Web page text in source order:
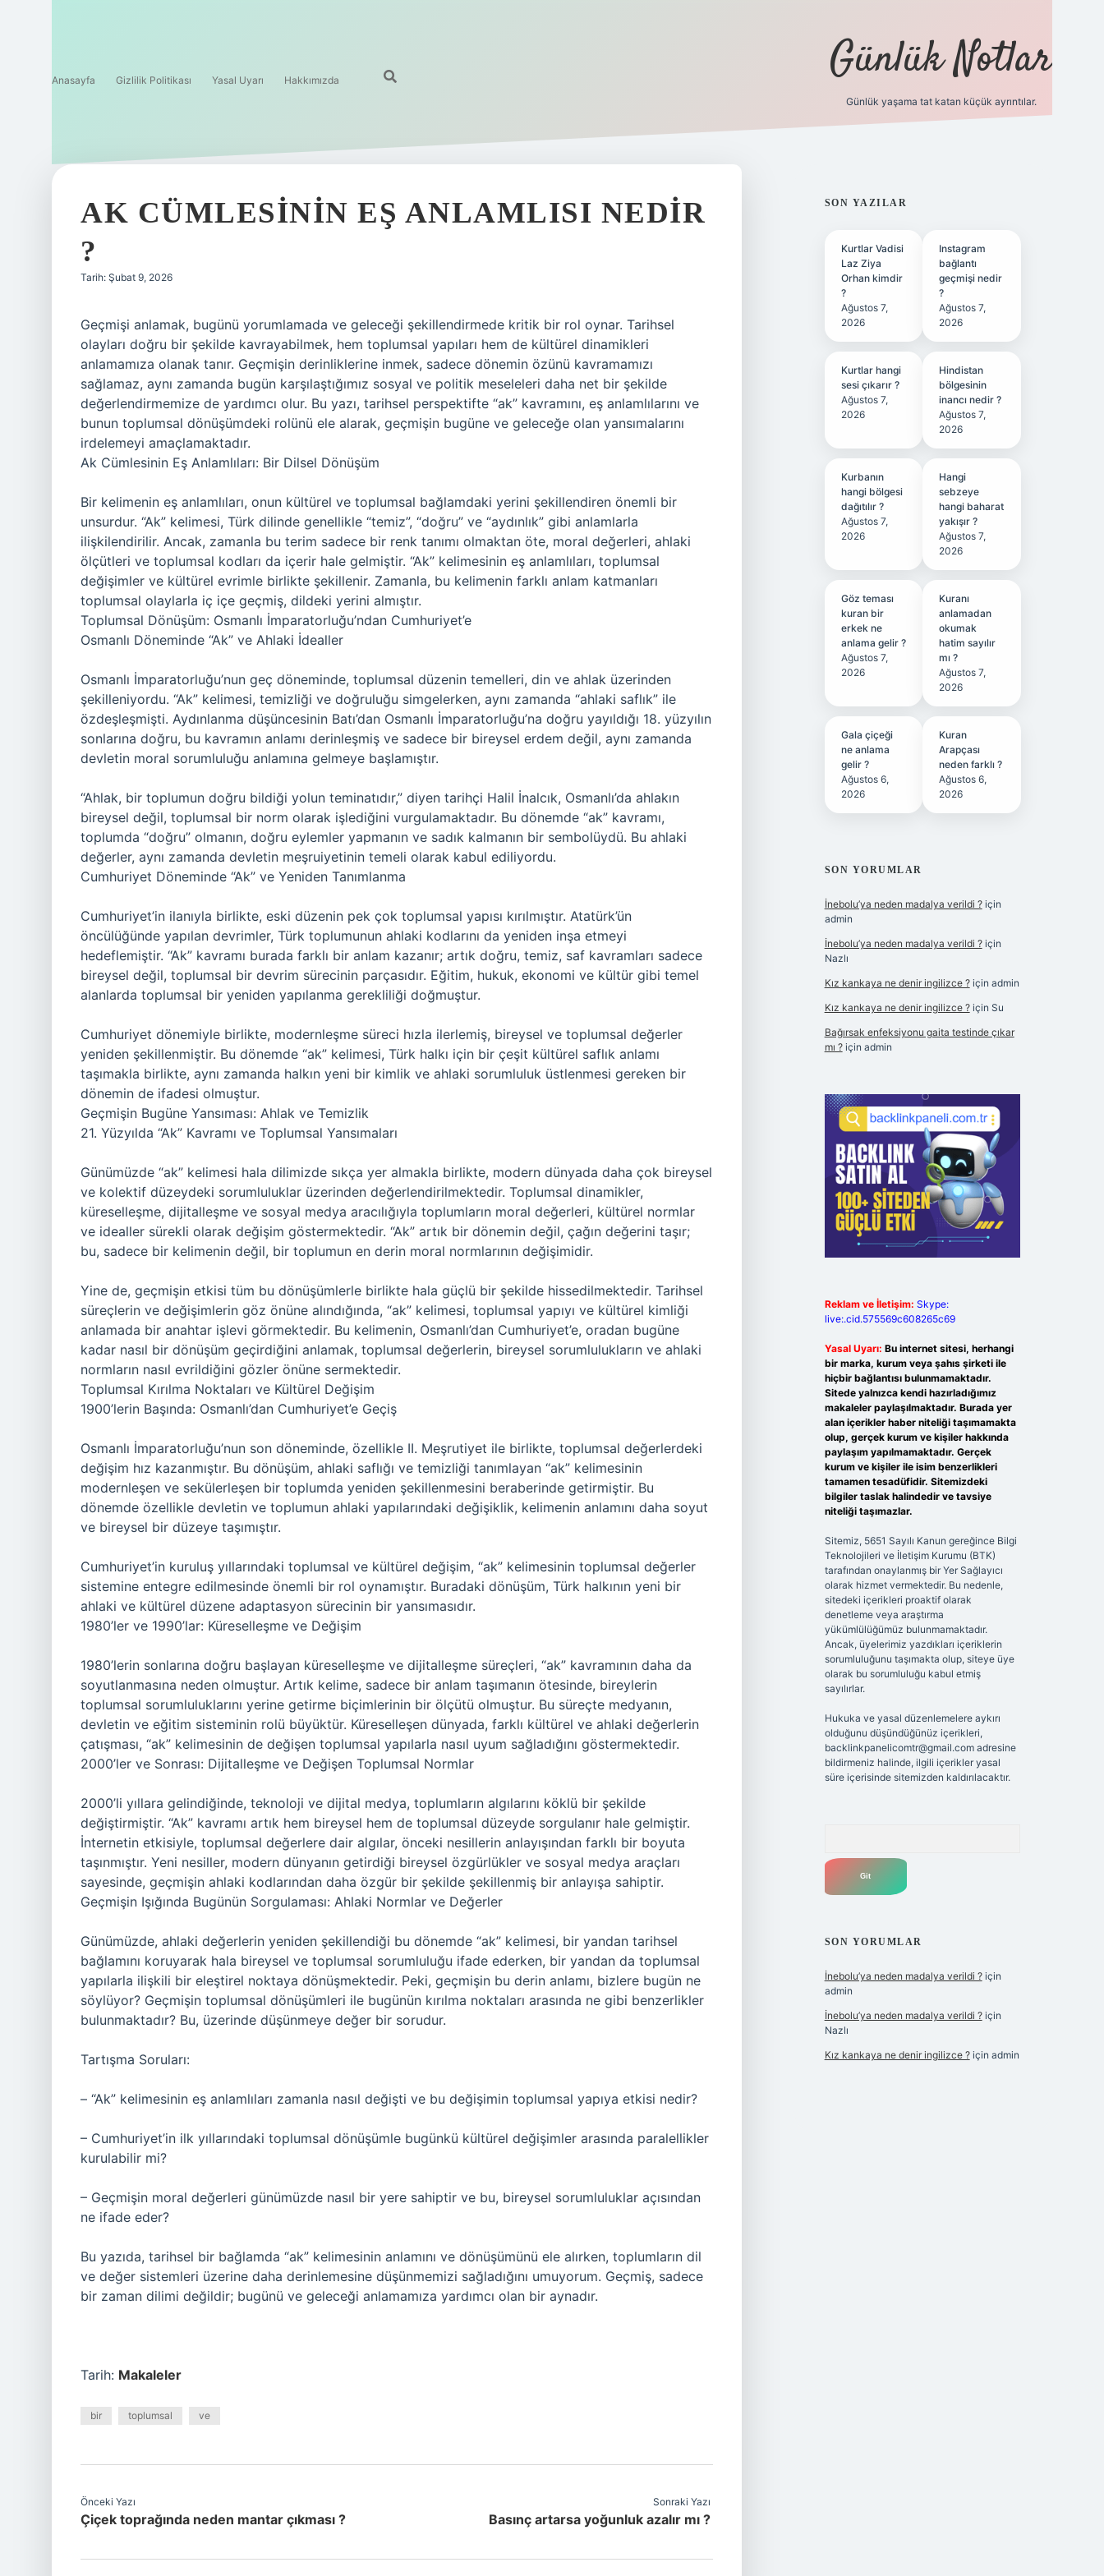
Anasayfa Gizlilik Politikası Yasal Uyarı Hakkımızda Günlük Notlar
Günlük yaşama tat katan küçük ayrıntılar.
AK CÜMLESININ EŞ ANLAMLISI NEDIR
?
Tarih: Şubat 9, 2026
Geçmişi anlamak, bugünü yorumlamada ve geleceği şekillendirmede kritik bir rol oynar. Tarihsel
olayları doğru bir şekilde kavrayabilmek, hem toplumsal yapıları hem de kültürel dinamikleri
anlamamıza olanak tanır. Geçmişin derinliklerine inmek, sadece dönemin özünü kavramamızı
sağlamaz, aynı zamanda bugün karşılaştığımız sosyal ve politik meseleleri daha net bir şekilde
değerlendirmemize de yardımcı olur. Bu yazı, tarihsel perspektifte “ak” kavramını, eş anlamlılarını ve
bunun toplumsal dönüşümdeki rolünü ele alarak, geçmişin bugüne ve geleceğe olan yansımalarını
irdelemeyi amaçlamaktadır.
Ak Cümlesinin Eş Anlamlıları: Bir Dilsel Dönüşüm
Bir kelimenin eş anlamlıları, onun kültürel ve toplumsal bağlamdaki yerini şekillendiren önemli bir
unsurdur. “Ak” kelimesi, Türk dilinde genellikle “temiz”, “doğru” ve “aydınlık” gibi anlamlarla
ilişkilendirilir. Ancak, zamanla bu terim sadece bir renk tanımı olmaktan öte, moral değerleri, ahlaki
ölçütleri ve toplumsal kodları da içerir hale gelmiştir. “Ak” kelimesinin eş anlamlıları, toplumsal
değişimler ve kültürel evrimle birlikte şekillenir. Zamanla, bu kelimenin farklı anlam katmanları
toplumsal olaylarla iç içe geçmiş, dildeki yerini almıştır.
Toplumsal Dönüşüm: Osmanlı İmparatorluğu’ndan Cumhuriyet’e
Osmanlı Döneminde “Ak” ve Ahlaki İdealler
Osmanlı İmparatorluğu’nun geç döneminde, toplumsal düzenin temelleri, din ve ahlak üzerinden
şekilleniyordu. “Ak” kelimesi, temizliği ve doğruluğu simgelerken, aynı zamanda “ahlaki saflık” ile
özdeşleşmişti. Aydınlanma düşüncesinin Batı’dan Osmanlı İmparatorluğu’na doğru yayıldığı 18. yüzyılın
sonlarına doğru, bu kavramın anlamı derinleşmiş ve sadece bir bireysel erdem değil, aynı zamanda
devletin moral sorumluluğu anlamına gelmeye başlamıştır.
“Ahlak, bir toplumun doğru bildiği yolun teminatıdır,” diyen tarihçi Halil İnalcık, Osmanlı’da ahlakın
bireysel değil, toplumsal bir norm olarak işlediğini vurgulamaktadır. Bu dönemde “ak” kavramı,
toplumda “doğru” olmanın, doğru eylemler yapmanın ve sadık kalmanın bir sembolüydü. Bu ahlaki
değerler, aynı zamanda devletin meşruiyetinin temeli olarak kabul ediliyordu.
Cumhuriyet Döneminde “Ak” ve Yeniden Tanımlanma
Cumhuriyet’in ilanıyla birlikte, eski düzenin pek çok toplumsal yapısı kırılmıştır. Atatürk’ün
öncülüğünde yapılan devrimler, Türk toplumunun ahlaki kodlarını da yeniden inşa etmeyi
hedeflemiştir. “Ak” kavramı burada farklı bir anlam kazanır; artık doğru, temiz, saf kavramları sadece
bireysel değil, toplumsal bir devrim sürecinin parçasıdır. Eğitim, hukuk, ekonomi ve kültür gibi temel
alanlarda toplumsal bir yeniden yapılanma gerekliliği doğmuştur.
Cumhuriyet dönemiyle birlikte, modernleşme süreci hızla ilerlemiş, bireysel ve toplumsal değerler
yeniden şekillenmiştir. Bu dönemde “ak” kelimesi, Türk halkı için bir çeşit kültürel saflık anlamı
taşımakla birlikte, aynı zamanda halkın yeni bir kimlik ve ahlaki sorumluluk üstlenmesi gereken bir
dönemin de ifadesi olmuştur.
Geçmişin Bugüne Yansıması: Ahlak ve Temizlik
21. Yüzyılda “Ak” Kavramı ve Toplumsal Yansımaları
Günümüzde “ak” kelimesi hala dilimizde sıkça yer almakla birlikte, modern dünyada daha çok bireysel
ve kolektif düzeydeki sorumluluklar üzerinden değerlendirilmektedir. Toplumsal dinamikler,
küreselleşme, dijitalleşme ve sosyal medya aracılığıyla toplumların moral değerleri, kültürel normlar
ve idealler sürekli olarak değişim göstermektedir. “Ak” artık bir dönemin değil, çağın değerini taşır;
bu, sadece bir kelimenin değil, bir toplumun en derin moral normlarının değişimidir.
Yine de, geçmişin etkisi tüm bu dönüşümlerle birlikte hala güçlü bir şekilde hissedilmektedir. Tarihsel
süreçlerin ve değişimlerin göz önüne alındığında, “ak” kelimesi, toplumsal yapıyı ve kültürel kimliği
anlamada bir anahtar işlevi görmektedir. Bu kelimenin, Osmanlı’dan Cumhuriyet’e, oradan bugüne
kadar nasıl bir dönüşüm geçirdiğini anlamak, toplumsal değerlerin, bireysel sorumlulukların ve ahlaki
normların nasıl evrildiğini gözler önüne sermektedir.
Toplumsal Kırılma Noktaları ve Kültürel Değişim
1900’lerin Başında: Osmanlı’dan Cumhuriyet’e Geçiş
Osmanlı İmparatorluğu’nun son döneminde, özellikle II. Meşrutiyet ile birlikte, toplumsal değerlerdeki
değişim hız kazanmıştır. Bu dönüşüm, ahlaki saflığı ve temizliği tanımlayan “ak” kelimesinin
modernleşen ve sekülerleşen bir toplumda yeniden şekillenmesini beraberinde getirmiştir. Bu
dönemde özellikle devletin ve toplumun ahlaki yapılarındaki değişiklik, kelimenin anlamını daha soyut
ve bireysel bir düzeye taşımıştır.
Cumhuriyet’in kuruluş yıllarındaki toplumsal ve kültürel değişim, “ak” kelimesinin toplumsal değerler
sistemine entegre edilmesinde önemli bir rol oynamıştır. Buradaki dönüşüm, Türk halkının yeni bir
ahlaki ve kültürel düzene adaptasyon sürecinin bir yansımasıdır.
1980’ler ve 1990’lar: Küreselleşme ve Değişim
1980’lerin sonlarına doğru başlayan küreselleşme ve dijitalleşme süreçleri, “ak” kavramının daha da
soyutlanmasına neden olmuştur. Artık kelime, sadece bir anlam taşımanın ötesinde, bireylerin
toplumsal sorumluluklarını yerine getirme biçimlerinin bir ölçütü olmuştur. Bu süreçte medyanın,
devletin ve eğitim sisteminin rolü büyüktür. Küreselleşen dünyada, farklı kültürel ve ahlaki değerlerin
çatışması, “ak” kelimesinin de değişen toplumsal yapılarla nasıl uyum sağladığını göstermektedir.
2000’ler ve Sonrası: Dijitalleşme ve Değişen Toplumsal Normlar
2000’li yıllara gelindiğinde, teknoloji ve dijital medya, toplumların algılarını köklü bir şekilde
değiştirmiştir. “Ak” kavramı artık hem bireysel hem de toplumsal düzeyde sorgulanır hale gelmiştir.
İnternetin etkisiyle, toplumsal değerlere dair algılar, önceki nesillerin anlayışından farklı bir boyuta
taşınmıştır. Yeni nesiller, modern dünyanın getirdiği bireysel özgürlükler ve sosyal medya araçları
sayesinde, geçmişin ahlaki kodlarından daha özgür bir şekilde şekillenmiş bir anlayışa sahiptir.
Geçmişin Işığında Bugünün Sorgulaması: Ahlaki Normlar ve Değerler
Günümüzde, ahlaki değerlerin yeniden şekillendiği bu dönemde “ak” kelimesi, bir yandan tarihsel
bağlamını koruyarak hala bireysel ve toplumsal sorumluluğu ifade ederken, bir yandan da toplumsal
yapılarla ilişkili bir eleştirel noktaya dönüşmektedir. Peki, geçmişin bu derin anlamı, bizlere bugün ne
söylüyor? Geçmişin toplumsal dönüşümleri ile bugünün kırılma noktaları arasında ne gibi benzerlikler
bulunmaktadır? Bu, üzerinde düşünmeye değer bir sorudur.
Tartışma Soruları:
– “Ak” kelimesinin eş anlamlıları zamanla nasıl değişti ve bu değişimin toplumsal yapıya etkisi nedir?
– Cumhuriyet’in ilk yıllarındaki toplumsal dönüşümle bugünkü kültürel değişimler arasında paralellikler
kurulabilir mi?
– Geçmişin moral değerleri günümüzde nasıl bir yere sahiptir ve bu, bireysel sorumluluklar açısından
ne ifade eder?
Bu yazıda, tarihsel bir bağlamda “ak” kelimesinin anlamını ve dönüşümünü ele alırken, toplumların dil
ve değer sistemleri üzerine daha derinlemesine düşünmemizi sağladığını umuyorum. Geçmiş, sadece
bir zaman dilimi değildir; bugünü ve geleceği anlamamıza yardımcı olan bir aynadır.
Tarih: Makaleler
bir toplumsal ve
Önceki Yazı
Çiçek toprağında neden mantar çıkması ?
Sonraki Yazı
Basınç artarsa yoğunluk azalır mı ?
SIDEBAR
SON YAZILAR
Kurtlar Vadisi
Laz Ziya
Orhan kimdir
?
Ağustos 7,
2026
Instagram
bağlantı
geçmişi nedir
?
Ağustos 7,
2026
Kurtlar hangi
sesi çıkarır ?
Ağustos 7,
2026
Hindistan
bölgesinin
inancı nedir ?
Ağustos 7,
2026
Kurbanın
hangi bölgesi
dağıtılır ?
Ağustos 7,
2026
Hangi
sebzeye
hangi baharat
yakışır ?
Ağustos 7,
2026
Göz teması
kuran bir
erkek ne
anlama gelir ?
Ağustos 7,
2026
Kuranı
anlamadan
okumak
hatim sayılır
mı ?
Ağustos 7,
2026
Gala çiçeği
ne anlama
gelir ?
Ağustos 6,
2026
Kuran
Arapçası
neden farklı ?
Ağustos 6,
2026
SON YORUMLAR
İnebolu’ya neden madalya verildi ?için
admin
İnebolu’ya neden madalya verildi ?için
Nazlı
Kız kankaya ne denir ingilizce ?için admin
Kız kankaya ne denir ingilizce ?için Su
Bağırsak enfeksiyonu gaita testinde çıkar
mı ?için admin
Reklam ve İletişim: Skype:
live:.cid.575569c608265c69
Yasal Uyarı: Bu internet sitesi, herhangi
bir marka, kurum veya şahıs şirketi ile
hiçbir bağlantısı bulunmamaktadır.
Sitede yalnızca kendi hazırladığımız
makaleler paylaşılmaktadır. Burada yer
alan içerikler haber niteliği taşımamakta
olup, gerçek kurum ve kişiler hakkında
paylaşım yapılmamaktadır. Gerçek
kurum ve kişiler ile isim benzerlikleri
tamamen tesadüfidir. Sitemizdeki
bilgiler taslak halindedir ve tavsiye
niteliği taşımazlar.
Sitemiz, 5651 Sayılı Kanun gereğince Bilgi
Teknolojileri ve İletişim Kurumu (BTK)
tarafından onaylanmış bir Yer Sağlayıcı
olarak hizmet vermektedir. Bu nedenle,
sitedeki içerikleri proaktif olarak
denetleme veya araştırma
yükümlülüğümüz bulunmamaktadır.
Ancak, üyelerimiz yazdıkları içeriklerin
sorumluluğunu taşımakta olup, siteye üye
olarak bu sorumluluğu kabul etmiş
sayılırlar.
Hukuka ve yasal düzenlemelere aykırı
olduğunu düşündüğünüz içerikleri,
backlinkpanelicomtr@gmail.comadresine
bildirmeniz halinde, ilgili içerikler yasal
süre içerisinde sitemizden kaldırılacaktır.
SON YORUMLAR
İnebolu’ya neden madalya verildi ?için
admin
İnebolu’ya neden madalya verildi ?için
Nazlı
Kız kankaya ne denir ingilizce ?için admin